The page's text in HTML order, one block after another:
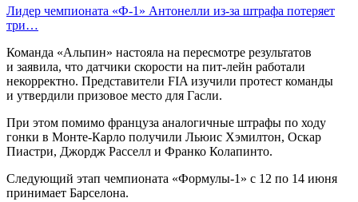
Лидер чемпионата «Ф‑1» Антонелли из‑за штрафа потеряет
три…
Команда «Альпин» настояла на пересмотре результатов
и заявила, что датчики скорости на пит‑лейн работали
некорректно. Представители FIA изучили протест команды
и утвердили призовое место для Гасли.
При этом помимо француза аналогичные штрафы по ходу
гонки в Монте‑Карло получили Льюис Хэмилтон, Оскар
Пиастри, Джордж Расселл и Франко Колапинто.
Следующий этап чемпионата «Формулы‑1» с 12 по 14 июня
принимает Барселона.